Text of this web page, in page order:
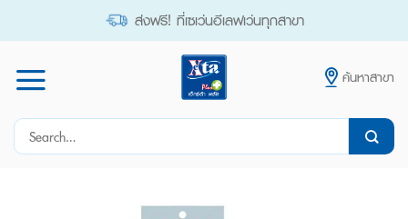
ส่งฟรี! ที่เซเว่นอีเลฟเว่นทุกสาขา
ค้นหาสาขา
Search